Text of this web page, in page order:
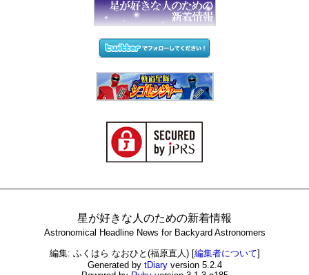
星が好きな人のための新着情報
Astronomical Headline News for Backyard Astronomers
編集: ふくはら なおひと(福原直人) [編集者について]
Generated by tDiaryversion 5.2.4